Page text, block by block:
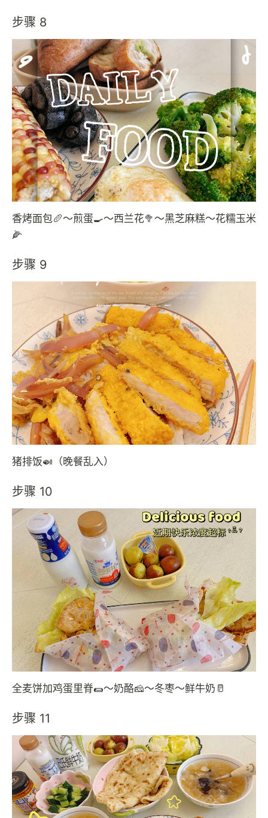
步骤 8
香烤面包🥖～煎蛋🍳～西兰花🥦～黑芝麻糕～花糯玉米
🌽
步骤 9
猪排饭🍛（晚餐乱入）
步骤 10
全麦饼加鸡蛋里脊🌯～奶酪🧀～冬枣～鲜牛奶🥛
步骤 11